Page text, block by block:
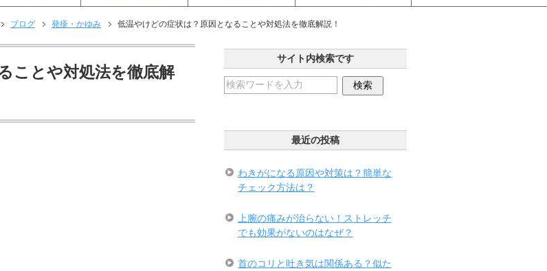
ブログ 発疹・かゆみ 低温やけどの症状は？原因となることや対処法を徹底解説！
ことや対処法を徹底解
サイト内検索です
最近の投稿
わきがになる原因や対策は？簡単な
チェック方法は？
上腕の痛みが治らない！ストレッチ
でも効果がないのはなぜ？
首のコリと吐き気は関係ある？似た